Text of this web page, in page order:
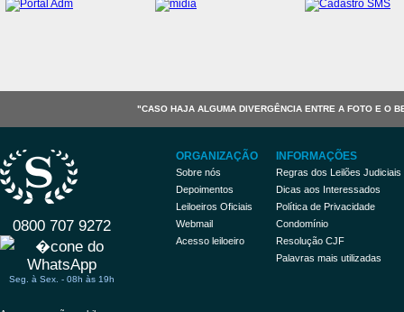
"CASO HAJA ALGUMA DIVERGÊNCIA ENTRE A FOTO E O
0800 707 9272
Seg. à Sex. - 08h às 19h
ORGANIZAÇÃO
Sobre nós
Depoimentos
Leiloeiros Oficiais
Webmail
Acesso leiloeiro
INFORMAÇÕES
Regras dos Leilões Judiciais
Dicas aos Interessados
Política de Privacidade
Condomínio
Resolução CJF
Palavras mais utilizadas